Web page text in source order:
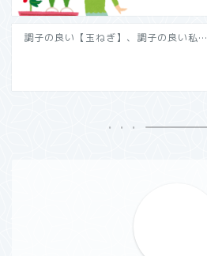
調子の良い【玉ねぎ】、調子の良い私…